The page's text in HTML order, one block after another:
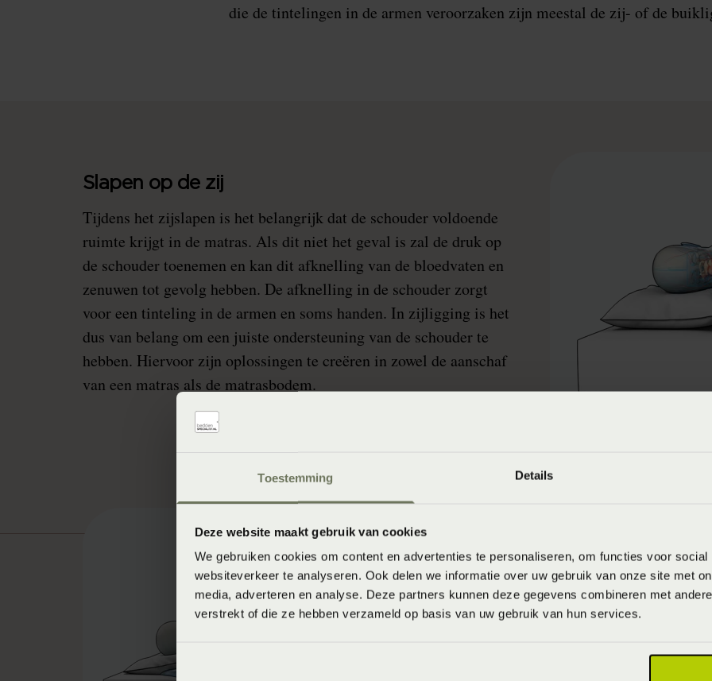
Toestemming Details
Deze website maakt gebruik van cookies
We gebruiken cookies om content en advertenties te personaliseren, om functies voor social
websiteverkeer te analyseren. Ook delen we informatie over uw gebruik van onze site met
media, adverteren en analyse. Deze partners kunnen deze gegevens combineren met
verstrekt of die ze hebben verzameld op basis van uw gebruik van hun services.
die de tintelingen in de armen veroorzaken zijn meestal de zij- of de
Slapen op de zij
Tijdens het zijslapen is het belangrijk dat de schouder voldoende
ruimte krijgt in de matras. Als dit niet het geval is zal de druk op
de schouder toenemen en kan dit afknelling van de bloedvaten en
zenuwen tot gevolg hebben. De afknelling in de schouder zorgt
voor een tinteling in de armen en soms handen. In zijligging is het
dus van belang om een juiste ondersteuning van de schouder te
hebben. Hiervoor zijn oplossingen te creëren in zowel de aanschaf
van een matras als de matrasbodem.
In de buikligging is het
onder het kussen
te liggen waarbij de
Daarmee kan
slapende arm. Het